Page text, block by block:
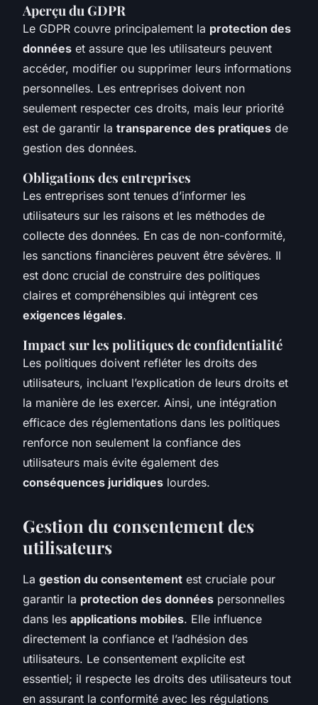
Aperçu du GDPR
Le GDPR couvre principalement la protection des
données et assure que les utilisateurs peuvent
accéder, modifier ou supprimer leurs informations
personnelles. Les entreprises doivent non
seulement respecter ces droits, mais leur priorité
est de garantir la transparence des pratiques de
gestion des données.
Obligations des entreprises
Les entreprises sont tenues d’informer les
utilisateurs sur les raisons et les méthodes de
collecte des données. En cas de non-conformité,
les sanctions financières peuvent être sévères. Il
est donc crucial de construire des politiques
claires et compréhensibles qui intègrent ces
exigences légales.
Impact sur les politiques de confidentialité
Les politiques doivent refléter les droits des
utilisateurs, incluant l’explication de leurs droits et
la manière de les exercer. Ainsi, une intégration
efficace des réglementations dans les politiques
renforce non seulement la confiance des
utilisateurs mais évite également des
conséquences juridiques lourdes.
Gestion du consentement des
utilisateurs
La gestion du consentement est cruciale pour
garantir la protection des données personnelles
dans les applications mobiles. Elle influence
directement la confiance et l’adhésion des
utilisateurs. Le consentement explicite est
essentiel; il respecte les droits des utilisateurs tout
en assurant la conformité avec les régulations